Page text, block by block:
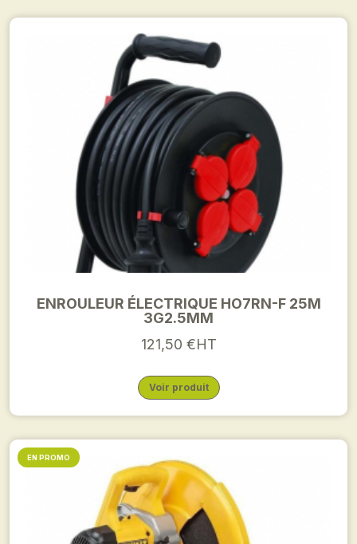
ENROULEUR ÉLECTRIQUE HO7RN-F 25M
3G2.5MM
121,50 €HT
Voir produit
EN PROMO